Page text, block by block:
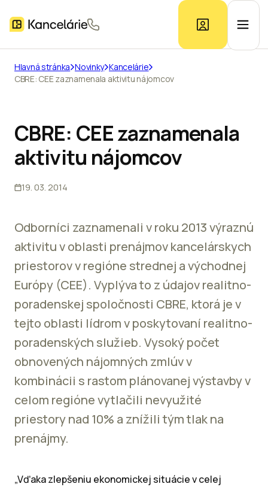
Ponuka kancelárií
Kontakt
Hlavná stránka Novinky Kancelárie
CBRE: CEE zaznamenala aktivitu nájomcov
CBRE: CEE zaznamenala
aktivitu nájomcov
19. 03. 2014
Odborníci zaznamenali v roku 2013 výraznú
aktivitu v oblasti prenájmov kancelárskych
priestorov v regióne strednej a východnej
Európy (CEE). Vyplýva to z údajov realitno-
poradenskej spoločnosti CBRE, ktorá je v
tejto oblasti lídrom v poskytovaní realitno-
poradenských služieb. Vysoký počet
obnovených nájomných zmlúv v
kombinácii s rastom plánovanej výstavby v
celom regióne vytlačili nevyužité
priestory nad 10% a znížili tým tlak na
prenájmy.
„Vďaka zlepšeniu ekonomickej situácie v celej